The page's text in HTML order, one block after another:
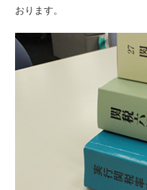
おります。